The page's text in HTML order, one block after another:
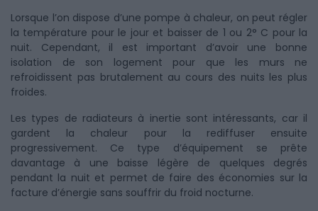
Lorsque l’on dispose d’une pompe à chaleur, on peut régler
la température pour le jour et baisser de 1 ou 2° C pour la
nuit. Cependant, il est important d’avoir une bonne
isolation de son logement pour que les murs ne
refroidissent pas brutalement au cours des nuits les plus
froides.
Les types de radiateurs à inertie sont intéressants, car il
gardent la chaleur pour la rediffuser ensuite
progressivement. Ce type d’équipement se prête
davantage à une baisse légère de quelques degrés
pendant la nuit et permet de faire des économies sur la
facture d’énergie sans souffrir du froid nocturne.